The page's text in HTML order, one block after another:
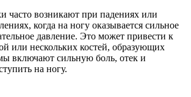
часто возникают при падениях или
когда на ногу оказывается сильное
давление. Это может привести к
или нескольких костей, образующих
включают сильную боль, отек и
на ногу.